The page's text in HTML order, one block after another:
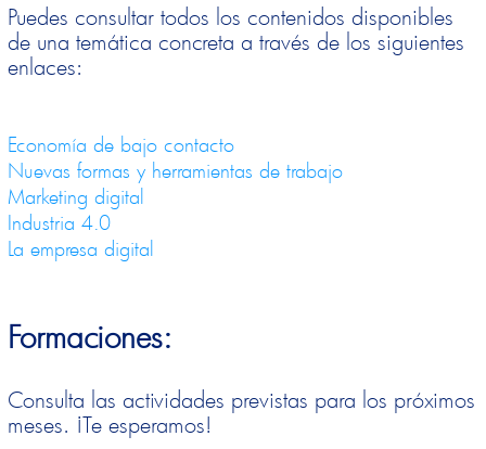
Puedes consultar todos los contenidos disponibles
de una temática concreta a través de los siguientes
enlaces:
Economía de bajo contacto
Nuevas formas y herramientas de trabajo
Marketing digital
Industria 4.0
La empresa digital
Formaciones:
Consulta las actividades previstas para los próximos
meses. ¡Te esperamos!